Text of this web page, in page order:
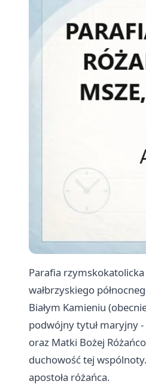
Parafia rzymskokatolicka
wałbrzyskiego
Białym Kamieniu
podwójny tytuł maryjny
oraz Matki Bożej
duchowość tej
apostoła różańca.